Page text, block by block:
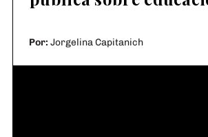
Por: Jorgelina Capitanich